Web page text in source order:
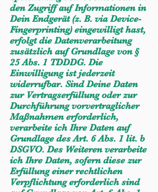
den Zugriff auf Informationen in
Dein Endgerät (z. B. via Device-
Fingerprinting) eingewilligt hast,
erfolgt die Datenverarbeitung
zusätzlich auf Grundlage von §
25 Abs. 1 TDDDG. Die
Einwilligung ist jederzeit
widerrufbar. Sind Deine Daten
zur Vertragserfüllung oder zur
Durchführung vorvertraglicher
Maßnahmen erforderlich,
verarbeite ich Ihre Daten auf
Grundlage des Art. 6 Abs. 1 lit. b
DSGVO. Des Weiteren verarbeite
ich Ihre Daten, sofern diese zur
Erfüllung einer rechtlichen
Verpflichtung erforderlich sind